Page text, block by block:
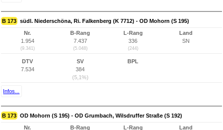
B 173 südl. Niederschöna, Ri. Falkenberg (K 7712) - OD Mohorn (S 195)
Nr.
1.954
(9.341)
B-Rang
7.437
(5.048)
L-Rang
336
(244)
Land
SN
DTV
7.534
SV
384
(5,1%)
BPL
Infos...
B 173 OD Mohorn (S 195) - OD Grumbach, Wilsdruffer Straße (S 192)
Nr.
B-Rang
L-Rang
Land